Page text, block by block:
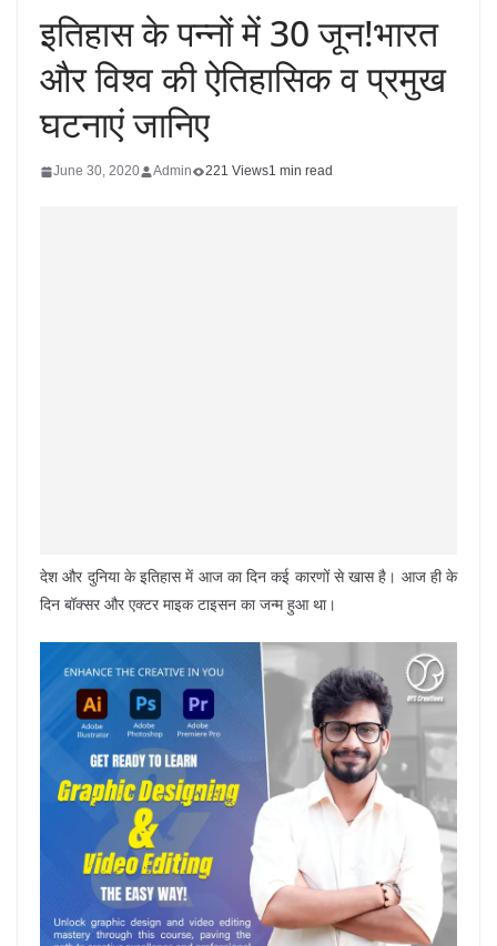
इतिहास के पन्नों में 30 जून!भारत
और विश्व की ऐतिहासिक व प्रमुख
घटनाएं जानिए
June 30, 2020 Admin 221 Views1 min read
देश और दुनिया के इतिहास में आज का दिन कई कारणों से खास है। आज ही के
दिन बॉक्सर और एक्टर माइक टाइसन का जन्म हुआ था।